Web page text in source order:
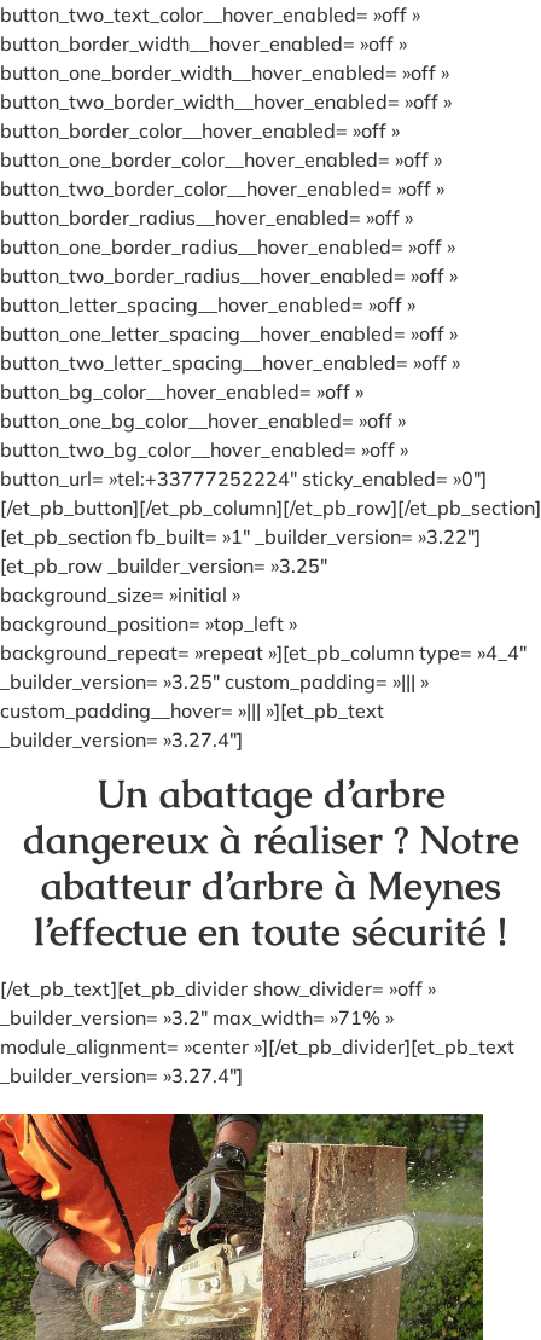
button_two_text_color__hover_enabled= »off »
button_border_width__hover_enabled= »off »
button_one_border_width__hover_enabled= »off »
button_two_border_width__hover_enabled= »off »
button_border_color__hover_enabled= »off »
button_one_border_color__hover_enabled= »off »
button_two_border_color__hover_enabled= »off »
button_border_radius__hover_enabled= »off »
button_one_border_radius__hover_enabled= »off »
button_two_border_radius__hover_enabled= »off »
button_letter_spacing__hover_enabled= »off »
button_one_letter_spacing__hover_enabled= »off »
button_two_letter_spacing__hover_enabled= »off »
button_bg_color__hover_enabled= »off »
button_one_bg_color__hover_enabled= »off »
button_two_bg_color__hover_enabled= »off »
button_url= »tel:+33777252224″ sticky_enabled= »0″]
[/et_pb_button][/et_pb_column][/et_pb_row][/et_pb_section]
[et_pb_section fb_built= »1″ _builder_version= »3.22″]
[et_pb_row _builder_version= »3.25″
background_size= »initial »
background_position= »top_left »
background_repeat= »repeat »][et_pb_column type= »4_4″
_builder_version= »3.25″ custom_padding= »||| »
custom_padding__hover= »||| »][et_pb_text
_builder_version= »3.27.4″]
Un abattage d’arbre
dangereux à réaliser ? Notre
abatteur d’arbre à Meynes
l’effectue en toute sécurité !
[/et_pb_text][et_pb_divider show_divider= »off »
_builder_version= »3.2″ max_width= »71% »
module_alignment= »center »][/et_pb_divider][et_pb_text
_builder_version= »3.27.4″]